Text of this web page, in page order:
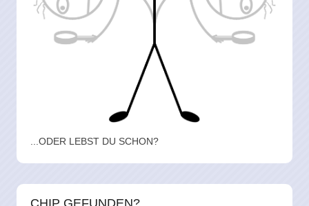
...ODER LEBST DU SCHON?
CHIP GEFUNDEN?